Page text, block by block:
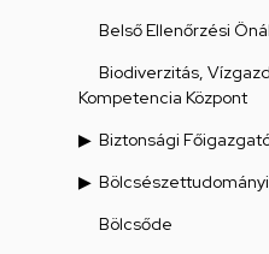
Belső Ellenőrzési
Biodiverzitás,
Kompetencia Központ
Biztonsági
Bölcsőde